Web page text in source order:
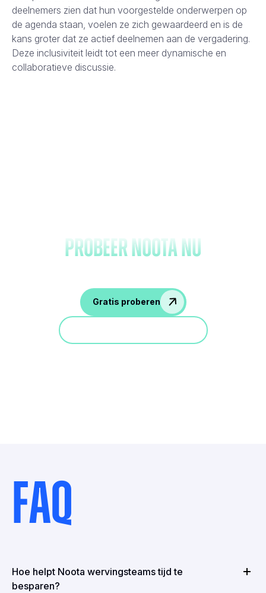
deelnemers zien dat hun voorgestelde onderwerpen op
de agenda staan, voelen ze zich gewaardeerd en is de
kans groter dat ze actief deelnemen aan de vergadering.
Deze inclusiviteit leidt tot een meer dynamische en
collaboratieve discussie.
probeer Noota nu
Gratis proberen
FAQ
Hoe helpt Noota wervingsteams tijd te
besparen?